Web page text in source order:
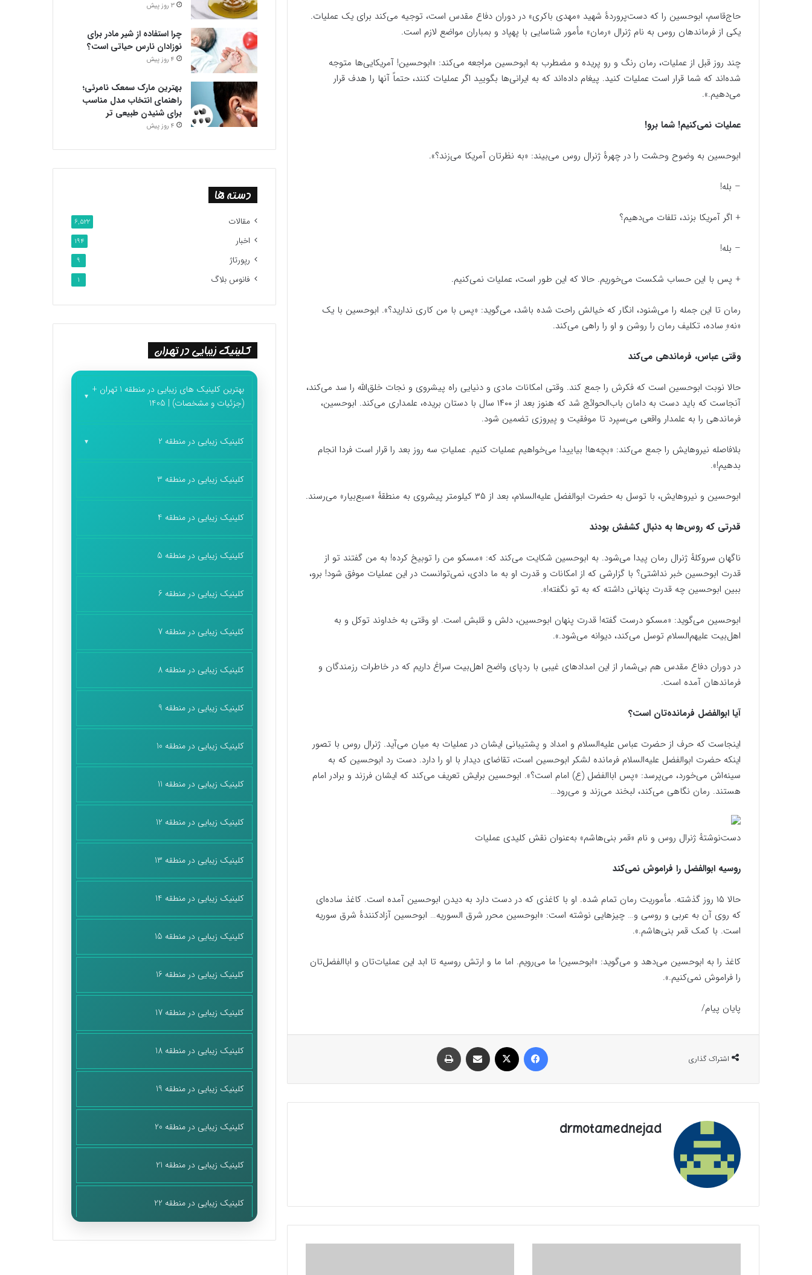
حاج‌قاسم، ابوحسین را که دست‌پروردهٔ شهید «مهدی باکری» در دوران دفاع مقدس است، توجیه می‌کند برای یک عملیات.
یکی از فرماندهان روس به نام ژنرال «رمان» مأمور شناسایی با پهپاد و بمباران مواضع لازم است.
چند روز قبل از عملیات، رمان رنگ و رو پریده و مضطرب به ابوحسین مراجعه می‌کند: «ابوحسین! آمریکایی‌ها متوجه
شده‌اند که شما قرار است عملیات کنید. پیغام داده‌اند که به ایرانی‌ها بگویید اگر عملیات کنند، حتماً آنها را هدف قرار
می‌دهیم.».
عملیات نمی‌کنیم! شما برو!
ابوحسین به وضوح وحشت را در چهرهٔ ژنرال روس می‌بیند: «به نظرتان آمریکا می‌زند؟».
– بله!
+ اگر آمریکا بزند، تلفات می‌دهیم؟
– بله!
+ پس با این حساب شکست می‌خوریم. حالا که این طور است، عملیات نمی‌کنیم.
رمان تا این جمله را می‌شنود، انگار که خیالش راحت شده باشد، می‌گوید: «پس با من کاری ندارید؟». ابوحسین با یک
«نه»ِ ساده، تکلیف رمان را روشن و او را راهی می‌کند.
وقتی عباس، فرماندهی می‌کند
حالا نوبت ابوحسین است که فکرش را جمع کند. وقتی امکانات مادی و دنیایی راه پیشروی و نجات خلق‌الله را سد می‌کند،
آنجاست که باید دست به دامان باب‌الحوائج شد که هنوز بعد از ۱۴۰۰ سال با دستان بریده، علمداری می‌کند. ابوحسین،
فرماندهی را به علمدار واقعی می‌سپرد تا موفقیت و پیروزی تضمین شود.
بلافاصله نیروهایش را جمع می‌کند: «بچه‌ها! بیایید! می‌خواهیم عملیات کنیم. عملیاتِ سه روز بعد را قرار است فردا انجام
بدهیم!».
ابوحسین و نیروهایش، با توسل به حضرت ابوالفضل علیه‌السلام، بعد از ۳۵ کیلومتر پیشروی به منطقهٔ «سبع‌بیار» می‌رسند.
قدرتی که روس‌ها به دنبال کشفش بودند
ناگهان سروکلهٔ ژنرال رمان پیدا می‌شود. به ابوحسین شکایت می‌کند که: «مسکو من را توبیخ کرده! به من گفتند تو از
قدرت ابوحسین خبر نداشتی؟ با گزارشی که از امکانات و قدرت او به ما دادی، نمی‌توانست در این عملیات موفق شود! برو،
ببین ابوحسین چه قدرت پنهانی داشته که به تو نگفته!».
ابوحسین می‌گوید: «مسکو درست گفته! قدرت پنهان ابوحسین، دلش و قلبش است. او وقتی به خداوند توکل و به
اهل‌بیت علیهم‌السلام توسل می‌کند، دیوانه می‌شود.».
در دوران دفاع مقدس هم بی‌شمار از این امدادهای غیبی با ردپای واضح اهل‌بیت سراغ داریم که در خاطرات رزمندگان و
فرماندهان آمده است.
آیا ابوالفضل فرمانده‌تان است؟
اینجاست که حرف از حضرت عباس علیه‌السلام و امداد و پشتیبانی ایشان در عملیات به میان می‌آید. ژنرال روس با تصور
اینکه حضرت ابوالفضل علیه‌السلام فرمانده لشکر ابوحسین است، تقاضای دیدار با او را دارد. دست رد ابوحسین که به
سینه‌اش می‌خورد، می‌پرسد: «پس اباالفضل (ع) امام است؟». ابوحسین برایش تعریف می‌کند که ایشان فرزند و برادر امام
هستند. رمان نگاهی می‌کند، لبخند می‌زند و می‌رود…
دست‌نوشتهٔ ژنرال روس و نام «قمر بنی‌هاشم» به‌عنوان نقش کلیدی عملیات
روسیه ابوالفضل را فراموش نمی‌کند
حالا ۱۵ روز گذشته. مأموریت رمان تمام شده. او با کاغذی که در دست دارد به دیدن ابوحسین آمده است. کاغذ ساده‌ای
که روی آن به عربی و روسی و… چیزهایی نوشته است: «ابوحسین محرر شرق السوریه… ابوحسین آزادکنندهٔ شرق سوریه
است. با کمک قمر بنی‌هاشم.».
کاغذ را به ابوحسین می‌دهد و می‌گوید: «ابوحسین! ما می‌رویم. اما ما و ارتش روسیه تا ابد این عملیات‌تان و اباالفضل‌تان
را فراموش نمی‌کنیم.».
پایان پیام/
اشتراک گذاری
فیسبوک ایکس اشتراک گذاری با ایمیل
drmotamednejad
3 روز پیش
چرا استفاده از شیر مادر برای
نوزادان نارس حیاتی است؟
4 روز پیش
بهترین مارک سمعک نامرئی؛
راهنمای انتخاب مدل مناسب
برای شنیدن طبیعی تر
4 روز پیش
دسته ها
مقالات 6,522
اخبار 194
رپورتاژ 9
فانوس بلاگ 1
کلینیک زیبایی در تهران
بهترین کلینیک های زیبایی در منطقه 1 تهران +
(جزئیات و مشخصات) | 1405
کلینیک زیبایی در منطقه 2
کلینیک زیبایی در منطقه 3
کلینیک زیبایی در منطقه 4
کلینیک زیبایی در منطقه 5
کلینیک زیبایی در منطقه 6
کلینیک زیبایی در منطقه 7
کلینیک زیبایی در منطقه 8
کلینیک زیبایی در منطقه 9
کلینیک زیبایی در منطقه 10
کلینیک زیبایی در منطقه 11
کلینیک زیبایی در منطقه 12
کلینیک زیبایی در منطقه 13
کلینیک زیبایی در منطقه 14
کلینیک زیبایی در منطقه 15
کلینیک زیبایی در منطقه 16
کلینیک زیبایی در منطقه 17
کلینیک زیبایی در منطقه 18
کلینیک زیبایی در منطقه 19
کلینیک زیبایی در منطقه 20
کلینیک زیبایی در منطقه 21
کلینیک زیبایی در منطقه 22